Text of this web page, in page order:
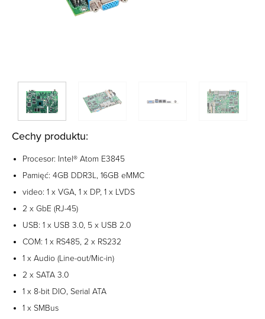
Cechy produktu:
Procesor: Intel® Atom E3845
Pamięć: 4GB DDR3L, 16GB eMMC
video: 1 x VGA, 1 x DP, 1 x LVDS
2 x GbE (RJ-45)
USB: 1 x USB 3.0, 5 x USB 2.0
COM: 1 x RS485, 2 x RS232
1 x Audio (Line-out/Mic-in)
2 x SATA 3.0
1 x 8-bit DIO, Serial ATA
1 x SMBus